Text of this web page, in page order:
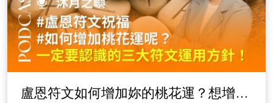
盧恩符文如何增加妳的桃花運？想增加